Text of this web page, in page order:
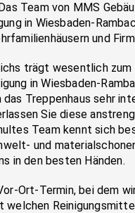
Team von MMS
in Wies­ba­den-
und
trägt wesentlich
in Wiesbaden-
das Treppenhaus sehr
Sie diese
Team kennt sich
und
in den besten Händen.
Ort-Termin, bei dem